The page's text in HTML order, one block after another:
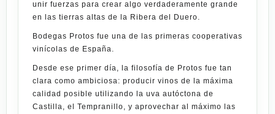
unir fuerzas para crear algo verdaderamente grande
en las tierras altas de la Ribera del Duero.
Bodegas Protos fue una de las primeras cooperativas
vinícolas de España.
Desde ese primer día, la filosofía de Protos fue tan
clara como ambiciosa: producir vinos de la máxima
calidad posible utilizando la uva autóctona de
Castilla, el Tempranillo , y aprovechar al máximo las